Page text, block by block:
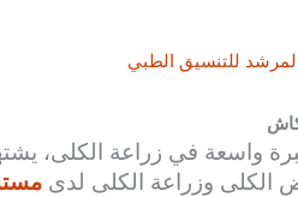
للتنسيق الطبي
واسعة في زراعة الكلى،
الكلى وزراعة الكلى لدى